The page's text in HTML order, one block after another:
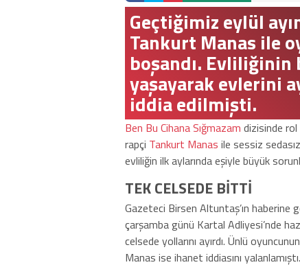
Geçtiğimiz eylül
Tankurt Manas ile
boşandı.
yaşayarak evlerini
iddia edilmişti.
Ben Bu Cihana Sığmazam dizisinde rol
rapçi Tankurt Manas ile sessiz
evliliğin ilk aylarında eşiyle büyük
TEK CELSEDE BİTTİ
Gazeteci Birsen Altuntaş’ın haberine
çarşamba günü Kartal Adliyesi’nde
celsede yollarını ayırdı. Ünlü
Manas ise ihanet iddiasını yalanlamıştı.